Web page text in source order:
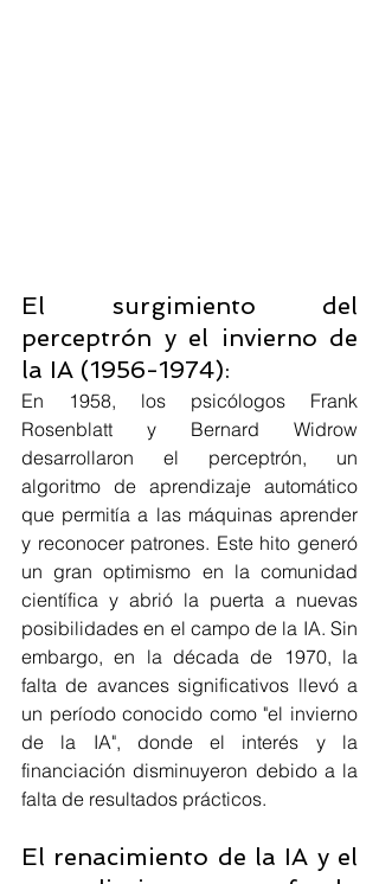
El surgimiento del
perceptrón y el invierno de
la IA (1956-1974):
En 1958, los psicólogos Frank
Rosenblatt y Bernard Widrow
desarrollaron el perceptrón, un
algoritmo de aprendizaje automático
que permitía a las máquinas aprender
y reconocer patrones. Este hito generó
un gran optimismo en la comunidad
científica y abrió la puerta a nuevas
posibilidades en el campo de la IA. Sin
embargo, en la década de 1970, la
falta de avances significativos llevó a
un período conocido como "el invierno
de la IA", donde el interés y la
financiación disminuyeron debido a la
falta de resultados prácticos.
El renacimiento de la IA y el